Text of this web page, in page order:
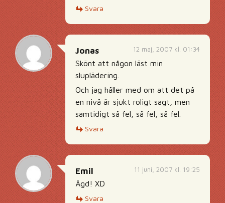
Svara
12 maj, 2007 kl. 01:34
Jonas
Skönt att någon läst min
sluplädering.
Och jag håller med om att det på
en nivå är sjukt roligt sagt, men
samtidigt så fel, så fel, så fel.
Svara
11 juni, 2007 kl. 19:25
Emil
Ägd! XD
Svara